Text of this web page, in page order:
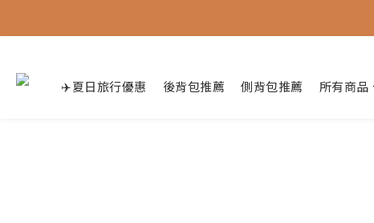
✈️夏日旅行優惠 後背包推薦 側背包推薦 所有商品